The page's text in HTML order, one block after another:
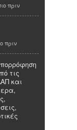
πριν
πριν
τις
και